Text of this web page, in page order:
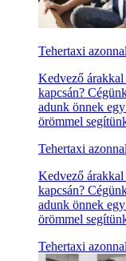
Tehertaxi azonnal
Kedvező árakkal
kapcsán?
adunk önnek
örömmel
Tehertaxi azonnal
Kedvező árakkal
kapcsán?
adunk önnek
örömmel
Tehertaxi azonnal